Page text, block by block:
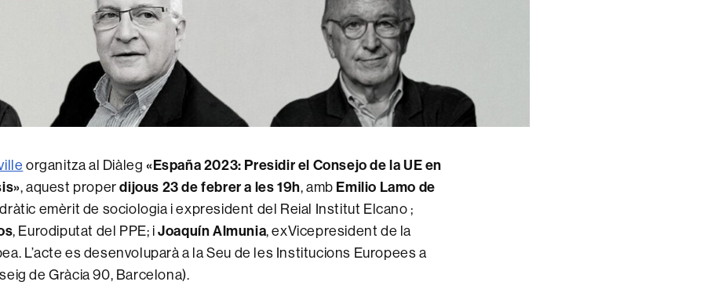
organitza al Diàleg «España 2023: Presidir el Consejo de la UE en
, aquest properdijous 23 de febrer a les 19h, amb Emilio Lamo de
emèrit de sociologia i expresident del Reial Institut Elcano ;
, Eurodiputat del PPE; iJoaquín Almunia, exVicepresident de la
L’acte es desenvoluparà a la Seu de les Institucions Europees a
de Gràcia 90, Barcelona).